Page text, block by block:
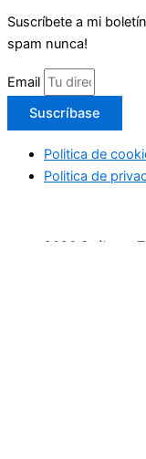
Suscríbete a mi
spam nunca!
Email
Suscríbase
Politica de
Politica de
2026 Suéltate.